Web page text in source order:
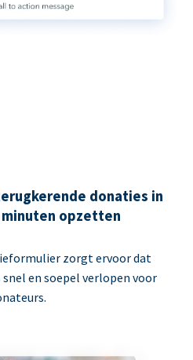
donaties in
minuten opzetten
zorgt ervoor dat
en soepel verlopen voor